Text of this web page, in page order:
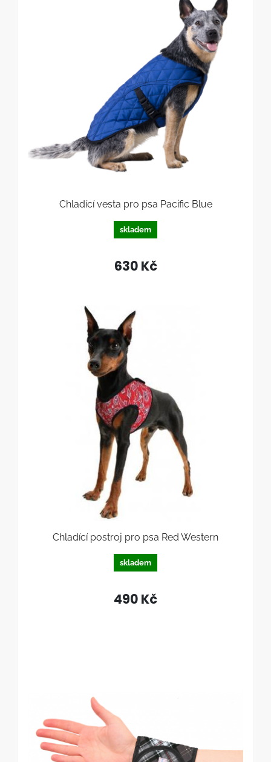
Chladící vesta pro psa Pacific Blue
skladem
630 Kč
Chladící postroj pro psa Red Western
skladem
490 Kč